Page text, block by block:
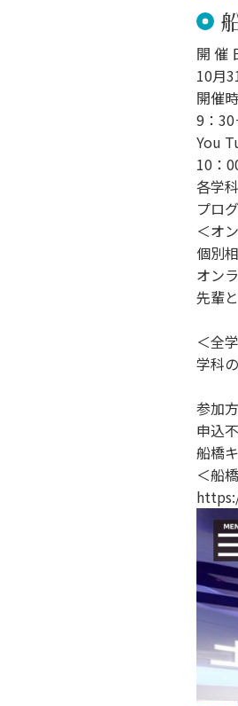
開 催
10月
開催
9：
You
10：
各学
プロ
＜オ
個別
オン
先輩
＜全
学科
参加
申込
船橋
＜船